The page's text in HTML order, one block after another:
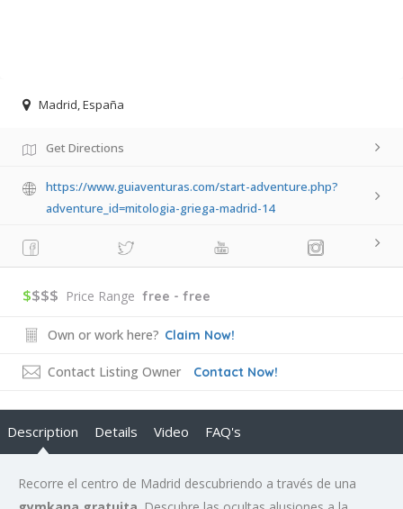
Madrid, España
Get Directions
https://www.guiaventuras.com/start-adventure.php?
adventure_id=mitologia-griega-madrid-14
$$$$ Price Range free - free
Own or work here? Claim Now!
Contact Listing Owner Contact Now!
Description Details Video FAQ's
Recorre el centro de Madrid descubriendo a través de una